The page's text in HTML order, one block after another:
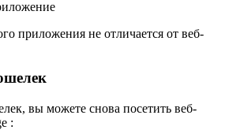
приложения не отличается от веб-
вы можете снова посетить веб-
: